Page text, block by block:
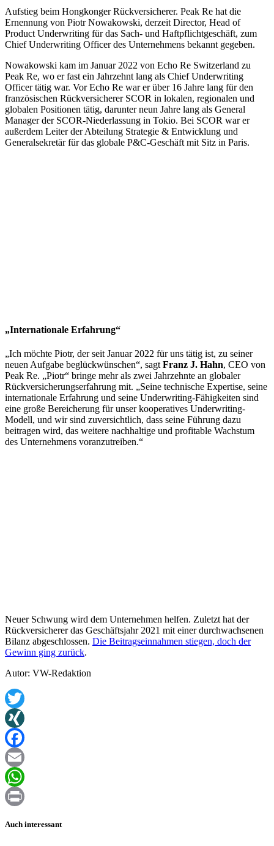
Aufstieg beim Hongkonger Rückversicherer. Peak Re hat die
Ernennung von Piotr Nowakowski, derzeit Director, Head of
Product Underwriting für das Sach- und Haftpflichtgeschäft, zum
Chief Underwriting Officer des Unternehmens bekannt gegeben.
Nowakowski kam im Januar 2022 von Echo Re Switzerland zu
Peak Re, wo er fast ein Jahrzehnt lang als Chief Underwriting
Officer tätig war. Vor Echo Re war er über 16 Jahre lang für den
französischen Rückversicherer SCOR in lokalen, regionalen und
globalen Positionen tätig, darunter neun Jahre lang als General
Manager der SCOR-Niederlassung in Tokio. Bei SCOR war er
außerdem Leiter der Abteilung Strategie & Entwicklung und
Generalsekretär für das globale P&C-Geschäft mit Sitz in Paris.
„Internationale Erfahrung“
„Ich möchte Piotr, der seit Januar 2022 für uns tätig ist, zu seiner
neuen Aufgabe beglückwünschen“, sagt Franz J. Hahn, CEO von
Peak Re. „Piotr“ bringe mehr als zwei Jahrzehnte an globaler
Rückversicherungserfahrung mit. „Seine technische Expertise, seine
internationale Erfahrung und seine Underwriting-Fähigkeiten sind
eine große Bereicherung für unser kooperatives Underwriting-
Modell, und wir sind zuversichtlich, dass seine Führung dazu
beitragen wird, das weitere nachhaltige und profitable Wachstum
des Unternehmens voranzutreiben.“
Neuer Schwung wird dem Unternehmen helfen. Zuletzt hat der
Rückversicherer das Geschäftsjahr 2021 mit einer durchwachsenen
Bilanz abgeschlossen. Die Beitragseinnahmen stiegen, doch der
Gewinn ging zurück.
Autor: VW-Redaktion
Twitter
XING
Facebook
Email
WhatsApp
Auch interessant